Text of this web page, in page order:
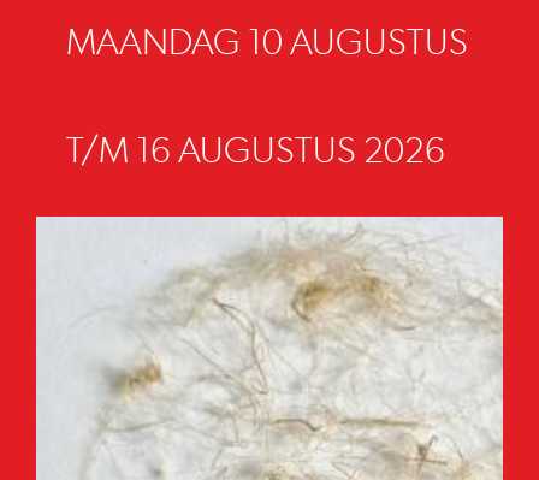
MAANDAG 10 AUGUSTUS
T/M 16 AUGUSTUS 2026